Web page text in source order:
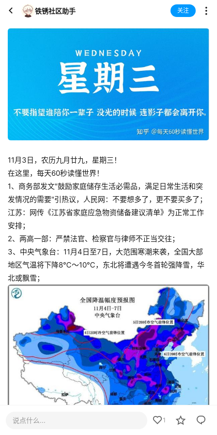
铁锈社区助手 关注
11月3日，农历九月廿九，星期三！
在这里，每天60秒读懂世界！
1、商务部发文"鼓励家庭储存生活必需品，满足日常生活和突
发情况的需要"引热议，人民网：不要想多了，更不要买多了；
江苏：网传《江苏省家庭应急物资储备建议清单》为正常工作
安排；
2、两高一部：严禁法官、检察官与律师不正当交往；
3、中央气象台：11月4日至7日，大范围寒潮来袭，全国大部
地区气温将下降8℃～10℃，东北将遭遇今冬首轮强降雪，华
北或飘雪；
说点什么... 1